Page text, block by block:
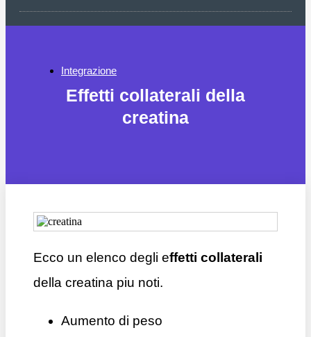
Integrazione
Effetti collaterali della
creatina
Ecco un elenco degli effetti collaterali
della creatina piu noti.
Aumento di peso